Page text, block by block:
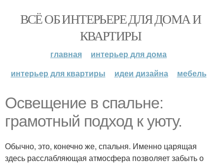
ВСЁ ОБ ИНТЕРЬЕРЕ ДЛЯ ДОМА И
КВАРТИРЫ
главная
интерьер для дома
интерьер для квартиры
идеи дизайна мебель
Освещение в спальне:
грамотный подход к уюту.
Обычно, это, конечно же, спальня. Именно царящая
здесь расслабляющая атмосфера позволяет забыть о